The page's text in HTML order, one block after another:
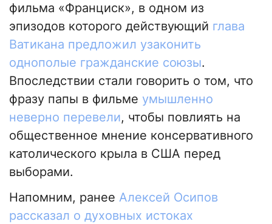
фильма «Франциск», в одном из
эпизодов которого действующий глава
Ватикана предложил узаконить
однополые гражданские союзы.
Впоследствии стали говорить о том, что
фразу папы в фильме умышленно
неверно перевели, чтобы повлиять на
общественное мнение консервативного
католического крыла в США перед
выборами.
Напомним, ранее Алексей Осипов
рассказал о духовных истоках